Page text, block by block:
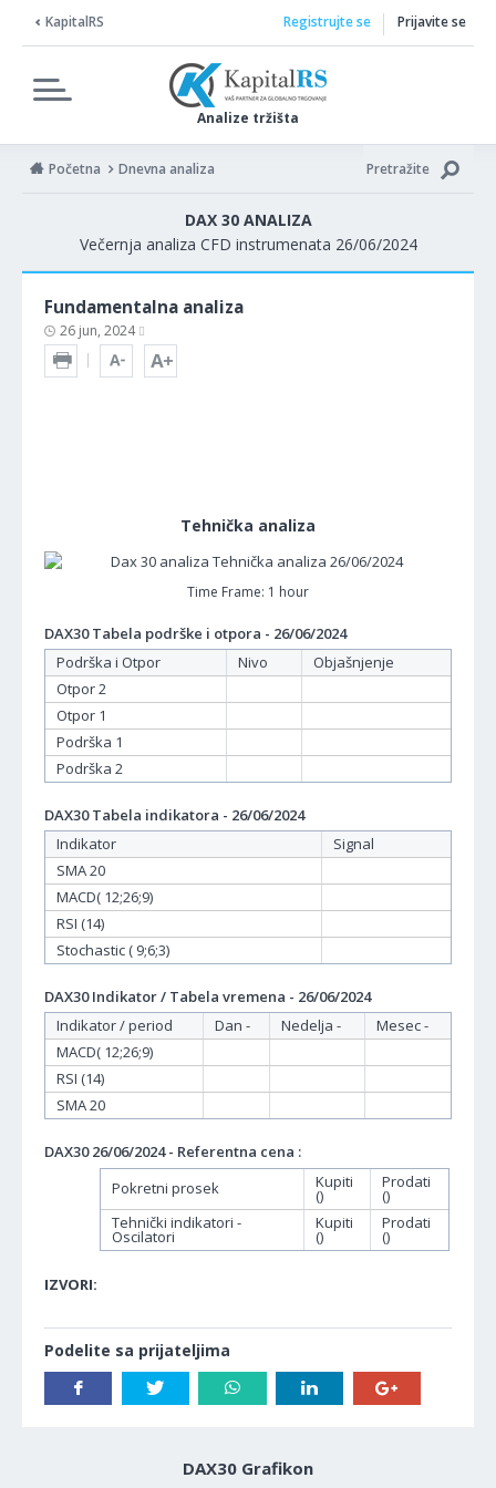
KapitalRS
Analize tržišta
Registrujte se Prijavite se
Početna Dnevna analiza Pretražite
DAX 30 ANALIZA
Večernja analiza CFD instrumenata 26/06/2024
Fundamentalna analiza
26 jun, 2024
Tehnička analiza
Time Frame: 1 hour
DAX30 Tabela podrške i otpora - 26/06/2024
Podrška i Otpor
Nivo
Objašnjenje
Otpor 2
Otpor 1
Podrška 1
Podrška 2
DAX30 Tabela indikatora - 26/06/2024
Indikator
Signal
SMA 20
MACD( 12;26;9)
RSI (14)
Stochastic ( 9;6;3)
DAX30 Indikator / Tabela vremena - 26/06/2024
Indikator / period
Dan - Nedelja -
Mesec -
MACD( 12;26;9)
RSI (14)
SMA 20
DAX30 26/06/2024 - Referentna cena :
Pokretni prosek
Kupiti
()
Prodati
()
Tehnički indikatori -
Oscilatori
Kupiti
()
Prodati
()
IZVORI:
Podelite sa prijateljima
DAX30 Grafikon